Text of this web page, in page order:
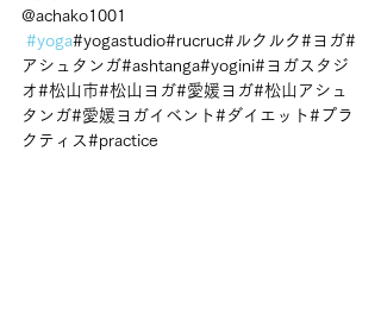
@achako1001
#yoga#yogastudio#rucruc#ルクルク#ヨガ#
アシュタンガ#ashtanga#yogini#ヨガスタジ
オ#松山市#松山ヨガ#愛媛ヨガ#松山アシュ
タンガ#愛媛ヨガイベント#ダイエット#プラ
クティス#practice